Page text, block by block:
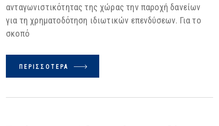
ανταγωνιστικότητας της χώρας την παροχή δανείων
για τη χρηματοδότηση ιδιωτικών επενδύσεων. Για το
σκοπό
ΠΕΡΙΣΣΌΤΕΡΑ